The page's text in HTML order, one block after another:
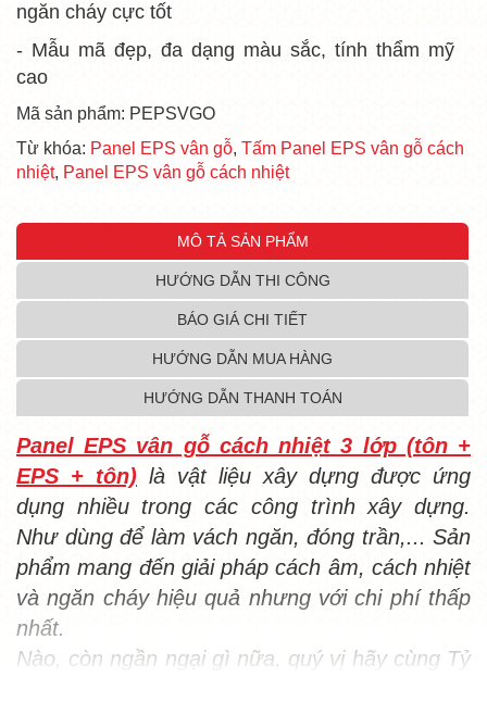
ngăn cháy cực tốt
- Mẫu mã đẹp, đa dạng màu sắc, tính thẩm mỹ
cao
Mã sản phẩm: PEPSVGO
Từ khóa: Panel EPS vân gỗ, Tấm Panel EPS vân gỗ cách
nhiệt, Panel EPS vân gỗ cách nhiệt
MÔ TẢ SẢN PHẨM
HƯỚNG DẪN THI CÔNG
BÁO GIÁ CHI TIẾT
HƯỚNG DẪN MUA HÀNG
HƯỚNG DẪN THANH TOÁN
Panel EPS vân gỗ cách nhiệt 3 lớp (tôn +
EPS + tôn) là vật liệu xây dựng được ứng
dụng nhiều trong các công trình xây dựng.
Như dùng để làm vách ngăn, đóng trần,... Sản
phẩm mang đến giải pháp cách âm, cách nhiệt
và ngăn cháy hiệu quả nhưng với chi phí thấp
nhất.
Nào, còn ngần ngại gì nữa, quý vị hãy cùng Tỷ